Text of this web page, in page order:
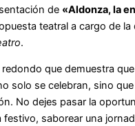
de «Aldonza, la
teatral a cargo de la
.
que demuestra
solo se celebran, sino
No dejes pasar la
festivo, saborear una